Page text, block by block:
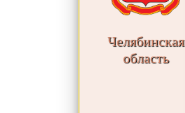
Челябинская
область